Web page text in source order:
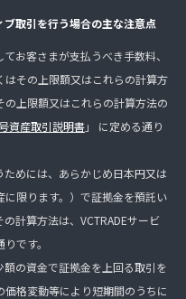
ブ取引を行う場合の主な注意点
お客さまが支払うべき手数料、
その上限額又はこれらの計算方
上限額又はこれらの計算方法の
資産取引説明書」 に定める通り
めには、あらかじめ日本円又は
限ります。）で証拠金を預託い
計算方法は、VCTRADEサービ
です。
の資金で証拠金を上回る取引を
格変動等により短期間のうちに